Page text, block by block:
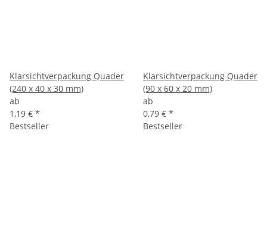
Klarsichtverpackung Quader
(240 x 40 x 30 mm)
ab
1,19 € *
Klarsichtverpackung Quader
(90 x 60 x 20 mm)
ab
0,79 € *
Bestseller
Bestseller